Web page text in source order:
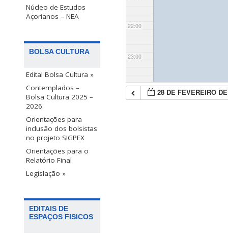
Núcleo de Estudos
Açorianos – NEA
BOLSA CULTURA
Edital Bolsa Cultura »
Contemplados –
Bolsa Cultura 2025 –
2026
Orientações para
inclusão dos bolsistas
no projeto SIGPEX
Orientações para o
Relatório Final
Legislação »
EDITAIS DE
ESPAÇOS FISICOS
22:00
23:00
28 DE FEVEREIRO